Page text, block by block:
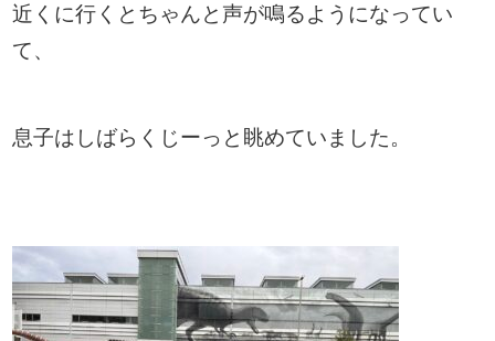
近くに行くとちゃんと声が鳴るようになってい
て、
息子はしばらくじーっと眺めていました。